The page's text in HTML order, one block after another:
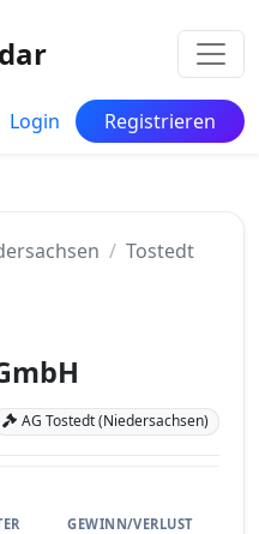
Login Registrieren
Tostedt
AG Tostedt (Niedersachsen)
GEWINN/VERLUST